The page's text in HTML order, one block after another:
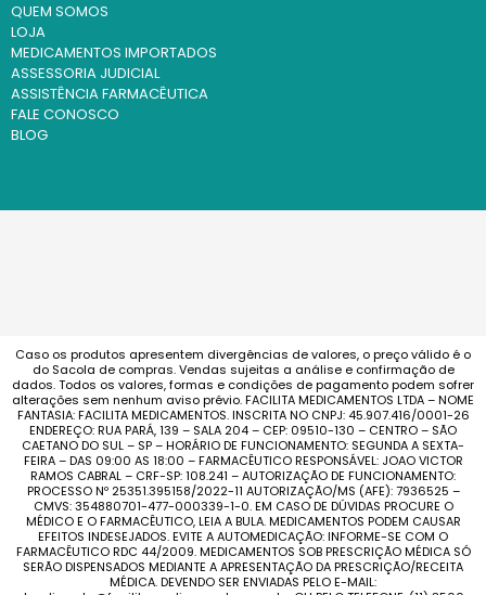
QUEM SOMOS
LOJA
MEDICAMENTOS IMPORTADOS
ASSESSORIA JUDICIAL
ASSISTÊNCIA FARMACÊUTICA
FALE CONOSCO
BLOG
Caso os produtos apresentem divergências de valores, o preço válido é o
do Sacola de compras. Vendas sujeitas a análise e confirmação de
dados. Todos os valores, formas e condições de pagamento podem sofrer
alterações sem nenhum aviso prévio. FACILITA MEDICAMENTOS LTDA – NOME
FANTASIA: FACILITA MEDICAMENTOS. INSCRITA NO CNPJ: 45.907.416/0001-26
ENDEREÇO: RUA PARÁ, 139 – SALA 204 – CEP: 09510-130 – CENTRO – SÃO
CAETANO DO SUL – SP – HORÁRIO DE FUNCIONAMENTO: SEGUNDA A SEXTA-
FEIRA – DAS 09:00 AS 18:00 – FARMACÊUTICO RESPONSÁVEL: JOAO VICTOR
RAMOS CABRAL – CRF-SP: 108.241 – AUTORIZAÇÃO DE FUNCIONAMENTO:
PROCESSO Nº 25351.395158/2022-11 AUTORIZAÇÃO/MS (AFE): 7936525 –
CMVS: 354880701-477-000339-1-0. EM CASO DE DÚVIDAS PROCURE O
MÉDICO E O FARMACÊUTICO, LEIA A BULA. MEDICAMENTOS PODEM CAUSAR
EFEITOS INDESEJADOS. EVITE A AUTOMEDICAÇÃO: INFORME-SE COM O
FARMACÊUTICO RDC 44/2009. MEDICAMENTOS SOB PRESCRIÇÃO MÉDICA SÓ
SERÃO DISPENSADOS MEDIANTE A APRESENTAÇÃO DA PRESCRIÇÃO/RECEITA
MÉDICA. DEVENDO SER ENVIADAS PELO E-MAIL: